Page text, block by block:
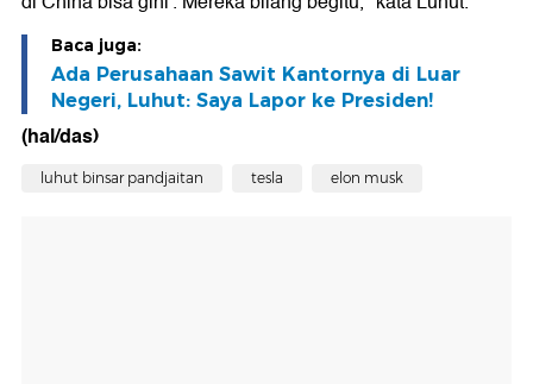
Baca juga:
Ada Perusahaan Sawit Kantornya di Luar
Negeri, Luhut: Saya Lapor ke Presiden!
(hal/das)
luhut binsar pandjaitan tesla elon musk